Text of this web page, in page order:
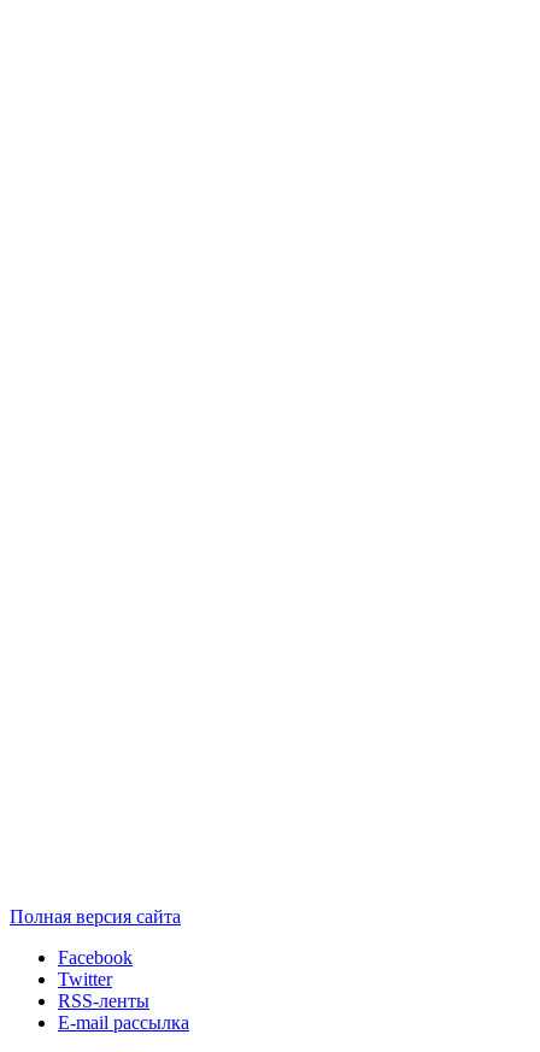
Полная версия сайта
Facebook
Twitter
RSS-ленты
E-mail рассылка